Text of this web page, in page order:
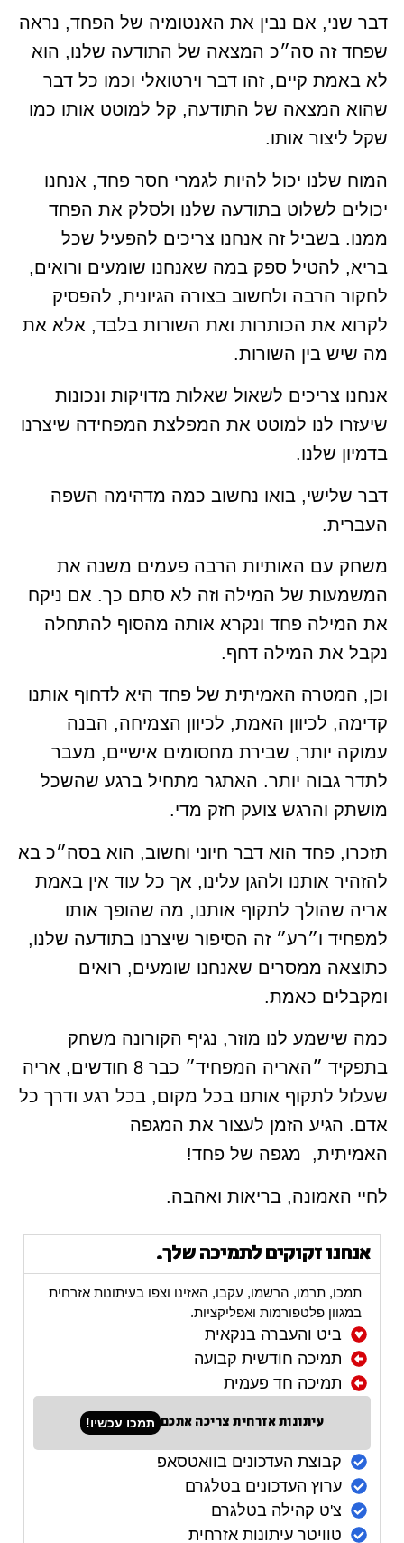
דבר שני, אם נבין את האנטומיה של הפחד, נראה
שפחד זה סה״כ המצאה של התודעה שלנו, הוא
לא באמת קיים, זהו דבר וירטואלי וכמו כל דבר
שהוא המצאה של התודעה, קל למוטט אותו כמו
שקל ליצור אותו.
המוח שלנו יכול להיות לגמרי חסר פחד, אנחנו
יכולים לשלוט בתודעה שלנו ולסלק את הפחד
ממנו. בשביל זה אנחנו צריכים להפעיל שכל
בריא, להטיל ספק במה שאנחנו שומעים ורואים,
לחקור הרבה ולחשוב בצורה הגיונית, להפסיק
לקרוא את הכותרות ואת השורות בלבד, אלא את
מה שיש בין השורות.
אנחנו צריכים לשאול שאלות מדויקות ונכונות
שיעזרו לנו למוטט את המפלצת המפחידה שיצרנו
בדמיון שלנו.
דבר שלישי, בואו נחשוב כמה מדהימה השפה
העברית.
משחק עם האותיות הרבה פעמים משנה את
המשמעות של המילה וזה לא סתם כך. אם ניקח
את המילה פחד ונקרא אותה מהסוף להתחלה
נקבל את המילה דחף.
וכן, המטרה האמיתית של פחד היא לדחוף אותנו
קדימה, לכיוון האמת, לכיוון הצמיחה, הבנה
עמוקה יותר, שבירת מחסומים אישיים, מעבר
לתדר גבוה יותר. האתגר מתחיל ברגע שהשכל
מושתק והרגש צועק חזק מדי.
תזכרו, פחד הוא דבר חיוני וחשוב, הוא בסה״כ בא
להזהיר אותנו ולהגן עלינו, אך כל עוד אין באמת
אריה שהולך לתקוף אותנו, מה שהופך אותו
למפחיד ו״רע״ זה הסיפור שיצרנו בתודעה שלנו,
כתוצאה ממסרים שאנחנו שומעים, רואים
ומקבלים כאמת.
כמה שישמע לנו מוזר, נגיף הקורונה משחק
בתפקיד ״האריה המפחיד״ כבר 8 חודשים, אריה
שעלול לתקוף אותנו בכל מקום, בכל רגע ודרך כל
אדם. הגיע הזמן לעצור את המגפה
האמיתית, מגפה של פחד!
לחיי האמונה, בריאות ואהבה.
אנחנו זקוקים לתמיכה שלך.
תמכו, תרמו, הרשמו, עקבו, האזינו וצפו בעיתונות אזרחית
במגוון פלטפורמות ואפליקציות.
ביט והעברה בנקאית
תמיכה חודשית קבועה
תמיכה חד פעמית
עיתונות אזרחית צריכה אתכם תמכו עכשיו!
קבוצת העדכונים בוואטסאפ
ערוץ העדכונים בטלגרם
צ'ט קהילה בטלגרם
טוויטר עיתונות אזרחית